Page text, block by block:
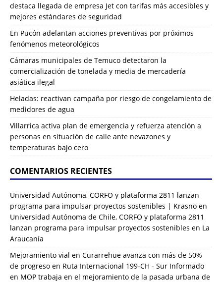
destaca llegada de empresa Jet con tarifas más accesibles y
mejores estándares de seguridad
En Pucón adelantan acciones preventivas por próximos
fenómenos meteorológicos
Cámaras municipales de Temuco detectaron la
comercialización de tonelada y media de mercadería
asiática ilegal
Heladas: reactivan campaña por riesgo de congelamiento de
medidores de agua
Villarrica activa plan de emergencia y refuerza atención a
personas en situación de calle ante nevazones y
temperaturas bajo cero
COMENTARIOS RECIENTES
Universidad Autónoma, CORFO y plataforma 2811 lanzan
programa para impulsar proyectos sostenibles | Krasno en
Universidad Autónoma de Chile, CORFO y plataforma 2811
lanzan programa para impulsar proyectos sostenibles en La
Araucanía
Mejoramiento vial en Curarrehue avanza con más de 50%
de progreso en Ruta Internacional 199-CH - Sur Informado
en MOP trabaja en el mejoramiento de la pasada urbana de